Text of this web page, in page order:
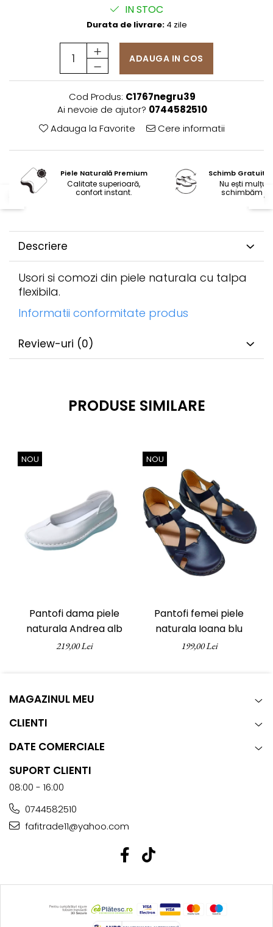
IN STOC
Durata de livrare:4 zile
ADAUGA IN COS
Cod Produs: C1767negru39
Ai nevoie de ajutor? 0744582510
Adauga la Favorite
Cere informatii
Piele Naturală Premium
Calitate superioară,
confort instant.
Schimb Gratuit
Nu ești
schimbăm
Descriere
Usori si comozi din piele naturala cu talpa
flexibila.
Informatii conformitate produs
Review-uri (0)
PRODUSE SIMILARE
NOU
Pantofi dama piele
naturala Andrea alb
219,00 Lei
NOU
Pantofi femei piele
naturala Ioana blu
199,00 Lei
MAGAZINUL MEU
CLIENTI
DATE COMERCIALE
SUPORT CLIENTI
08:00 - 16:00
0744582510
fafitrade11@yahoo.com